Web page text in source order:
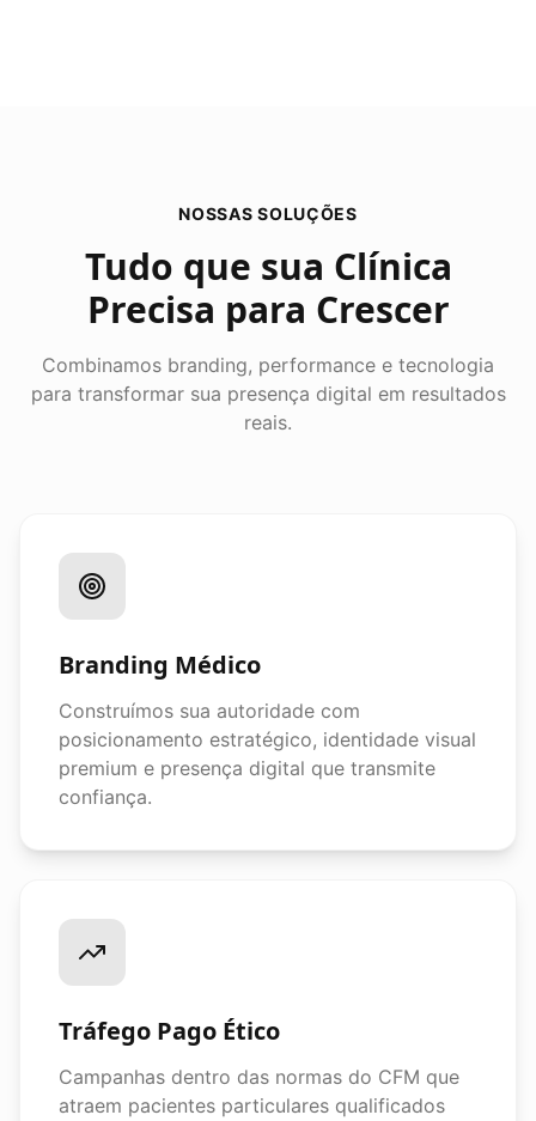
NOSSAS SOLUÇÕES
Tudo que sua Clínica
Precisa para Crescer
Combinamos branding, performance e tecnologia
para transformar sua presença digital em resultados
reais.
Branding Médico
Construímos sua autoridade com
posicionamento estratégico, identidade visual
premium e presença digital que transmite
confiança.
Tráfego Pago Ético
Campanhas dentro das normas do CFM que
atraem pacientes particulares qualificados